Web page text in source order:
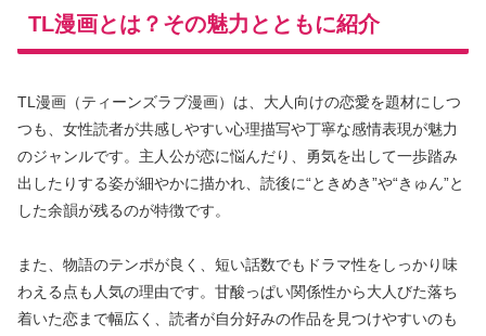
TL漫画とは？その魅力とともに紹介
TL漫画（ティーンズラブ漫画）は、大人向けの恋愛を題材にしつ
つも、女性読者が共感しやすい心理描写や丁寧な感情表現が魅力
のジャンルです。主人公が恋に悩んだり、勇気を出して一歩踏み
出したりする姿が細やかに描かれ、読後に“ときめき”や“きゅん”と
した余韻が残るのが特徴です。
また、物語のテンポが良く、短い話数でもドラマ性をしっかり味
わえる点も人気の理由です。甘酸っぱい関係性から大人びた落ち
着いた恋まで幅広く、読者が自分好みの作品を見つけやすいのも